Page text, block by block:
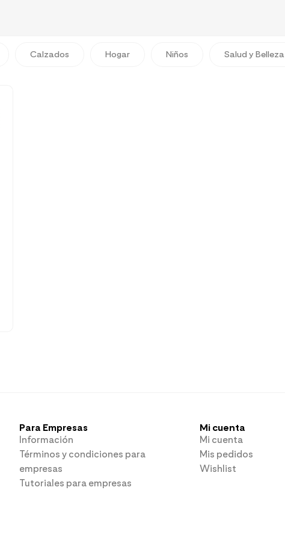
Calzados Hogar Niños Salud y Belleza
Para Empresas
Información
Términos y condiciones para
empresas
Tutoriales para empresas
Mi cuenta
Mi cuenta
Mis pedidos
Wishlist